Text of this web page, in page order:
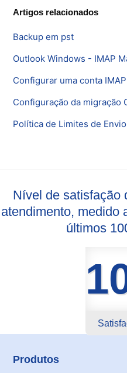
Artigos relacionados
Backup em pst
Outlook Windows - IMAP
Configurar uma conta
Configuração da migração
Política de Limites de
Nível de satisfação
atendimento, medido
últimos
Produtos